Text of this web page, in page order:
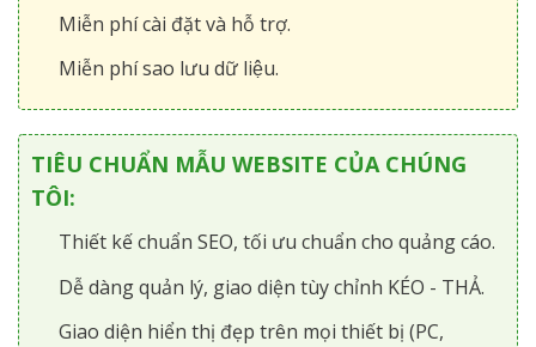
Miễn phí cài đặt và hỗ trợ.
Miễn phí sao lưu dữ liệu.
TIÊU CHUẨN MẪU WEBSITE CỦA CHÚNG
TÔI:
Thiết kế chuẩn SEO, tối ưu chuẩn cho quảng cáo.
Dễ dàng quản lý, giao diện tùy chỉnh KÉO - THẢ.
Giao diện hiển thị đẹp trên mọi thiết bị (PC,